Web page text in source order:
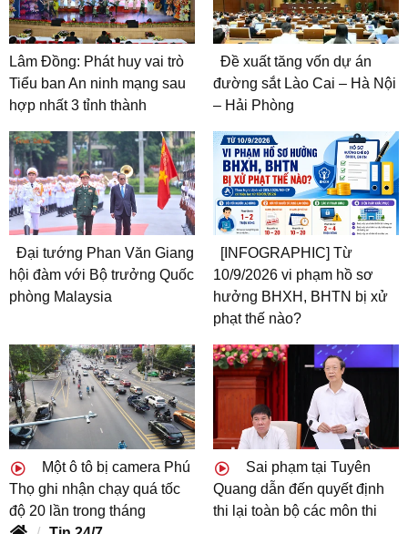
Lâm Đồng: Phát huy vai trò
Tiểu ban An ninh mạng sau
hợp nhất 3 tỉnh thành
Đề xuất tăng vốn dự án
đường sắt Lào Cai – Hà Nội
– Hải Phòng
Đại tướng Phan Văn Giang
hội đàm với Bộ trưởng Quốc
phòng Malaysia
[INFOGRAPHIC] Từ
10/9/2026 vi phạm hồ sơ
hưởng BHXH, BHTN bị xử
phạt thế nào?
Một ô tô bị camera Phú
Thọ ghi nhận chạy quá tốc
độ 20 lần trong tháng
Sai phạm tại Tuyên
Quang dẫn đến quyết định
thi lại toàn bộ các môn thi